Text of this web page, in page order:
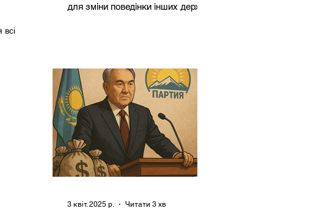
всі
для зміни поведінки інших держав
3 квіт. 2025 р. Читати 3 хв